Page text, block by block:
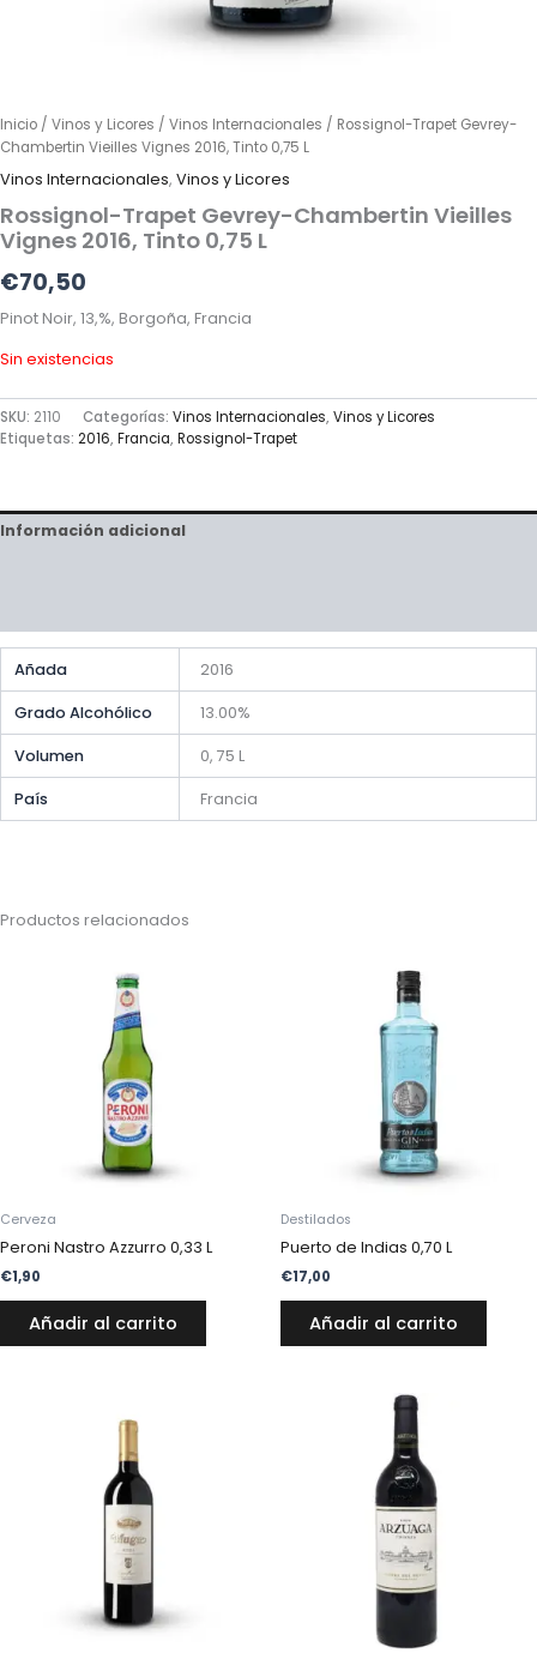
Inicio / Vinos y Licores / Vinos Internacionales / Rossignol-Trapet Gevrey-
Chambertin Vieilles Vignes 2016, Tinto 0,75 L
Vinos Internacionales, Vinos y Licores
Rossignol-Trapet Gevrey-Chambertin Vieilles
Vignes 2016, Tinto 0,75 L
€70,50
Pinot Noir, 13,%, Borgoña, Francia
Sin existencias
SKU: 2110 Categorías: Vinos Internacionales, Vinos y Licores
Etiquetas: 2016, Francia, Rossignol-Trapet
Información adicional
Añada 2016
Grado Alcohólico 13.00%
Volumen 0, 75 L
País Francia
Productos relacionados
Cerveza
Peroni Nastro Azzurro 0,33 L
€1,90
Añadir al carrito
Destilados
Puerto de Indias 0,70 L
€17,00
Añadir al carrito